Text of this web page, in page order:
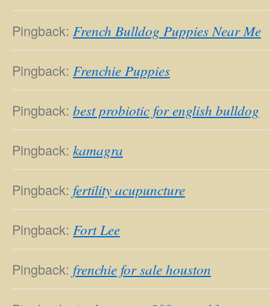
Pingback: French Bulldog Puppies Near Me
Pingback: Frenchie Puppies
Pingback: best probiotic for english bulldog
Pingback: kamagra
Pingback: fertility acupuncture
Pingback: Fort Lee
Pingback: frenchie for sale houston